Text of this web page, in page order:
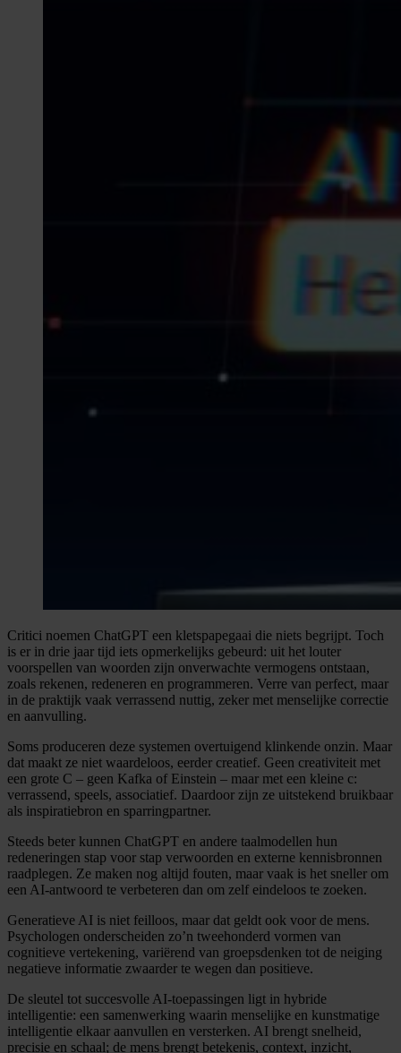
Critici noemen ChatGPT een kletspapegaai die niets begrijpt. Toch
is er in drie jaar tijd iets opmerkelijks gebeurd: uit het louter
voorspellen van woorden zijn onverwachte vermogens ontstaan,
zoals rekenen, redeneren en programmeren. Verre van perfect, maar
in de praktijk vaak verrassend nuttig, zeker met menselijke correctie
en aanvulling.
Soms produceren deze systemen overtuigend klinkende onzin. Maar
dat maakt ze niet waardeloos, eerder creatief. Geen creativiteit met
een grote C – geen Kafka of Einstein – maar met een kleine c:
verrassend, speels, associatief. Daardoor zijn ze uitstekend bruikbaar
als inspiratiebron en sparringpartner.
Steeds beter kunnen ChatGPT en andere taalmodellen hun
redeneringen stap voor stap verwoorden en externe kennisbronnen
raadplegen. Ze maken nog altijd fouten, maar vaak is het sneller om
een AI-antwoord te verbeteren dan om zelf eindeloos te zoeken.
Generatieve AI is niet feilloos, maar dat geldt ook voor de mens.
Psychologen onderscheiden zo’n tweehonderd vormen van
cognitieve vertekening, variërend van groepsdenken tot de neiging
negatieve informatie zwaarder te wegen dan positieve.
De sleutel tot succesvolle AI-toepassingen ligt in hybride
intelligentie: een samenwerking waarin menselijke en kunstmatige
intelligentie elkaar aanvullen en versterken. AI brengt snelheid,
precisie en schaal; de mens brengt betekenis, context, inzicht,